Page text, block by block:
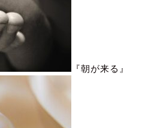
『朝が来る』